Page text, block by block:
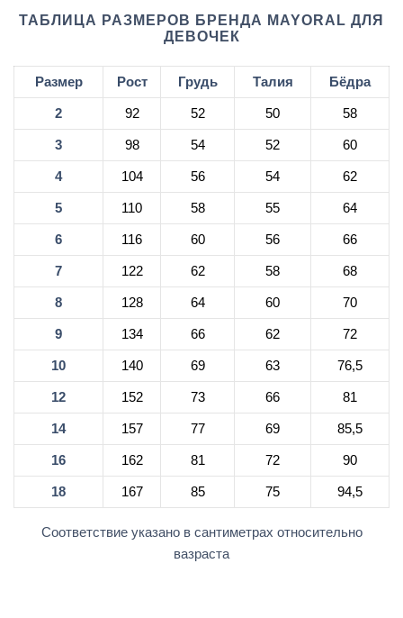
ТАБЛИЦА РАЗМЕРОВ БРЕНДА MAYORAL ДЛЯ
ДЕВОЧЕК
Размер Рост Грудь Талия Бёдра
2 92 52 50 58
3 98 54 52 60
4 104 56 54 62
5 110 58 55 64
6 116 60 56 66
7 122 62 58 68
8 128 64 60 70
9 134 66 62 72
10 140 69 63 76,5
12 152 73 66 81
14 157 77 69 85,5
16 162 81 72 90
18 167 85 75 94,5
Соответствие указано в сантиметрах относительно
вазраста